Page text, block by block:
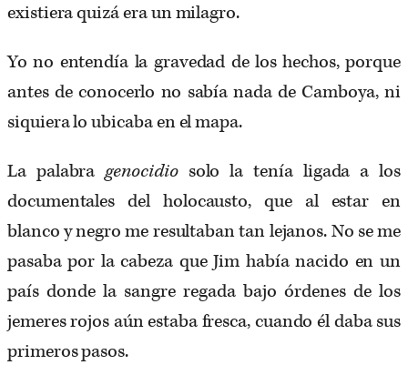
existiera quizá era un milagro.
Yo no entendía la gravedad de los hechos, porque
antes de conocerlo no sabía nada de Camboya, ni
siquiera lo ubicaba en el mapa.
La palabragenocidiosolo la tenía ligada a los
documentales del holocausto, que al estar en
blanco y negro me resultaban tan lejanos. No se me
pasaba por la cabeza que Jim había nacido en un
país donde la sangre regada bajo órdenes de los
jemeres rojos aún estaba fresca, cuando él daba sus
primeros pasos.